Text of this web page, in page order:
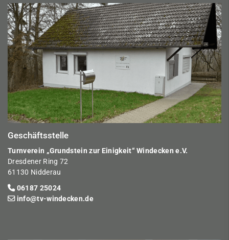
Geschäftsstelle
Turnverein „Grundstein zur Einigkeit“ Windecken e.V.
Dresdener Ring 72
61130 Nidderau
06187 25024
info@tv-windecken.de